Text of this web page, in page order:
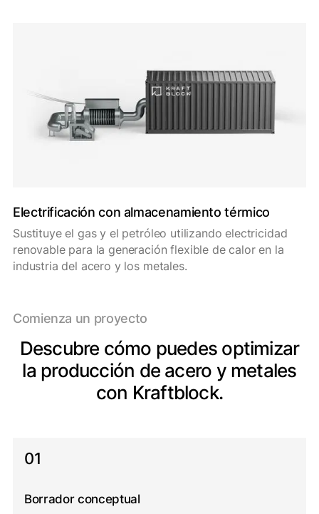
Electrificación con almacenamiento térmico
Sustituye el gas y el petróleo utilizando electricidad
renovable para la generación flexible de calor en la
industria del acero y los metales.
Comienza un proyecto
Descubre cómo puedes optimizar
la producción de acero y metales
con Kraftblock.
01
Borrador conceptual